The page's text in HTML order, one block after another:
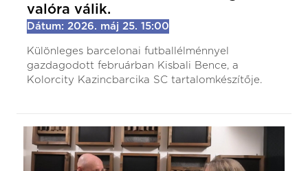
valóra válik.
Dátum: 2026. máj 25. 15:00
Különleges barcelonai futballélménnyel
gazdagodott februárban Kisbali Bence, a
Kolorcity Kazincbarcika SC tartalomkészítője.